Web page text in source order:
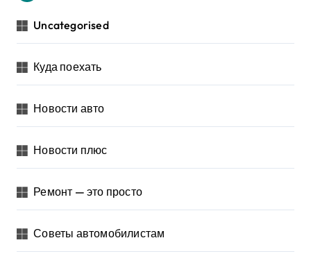
Uncategorised
Куда поехать
Новости авто
Новости плюс
Ремонт — это просто
Советы автомобилистам